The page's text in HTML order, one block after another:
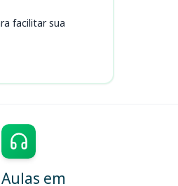
facilitar sua
Aulas em